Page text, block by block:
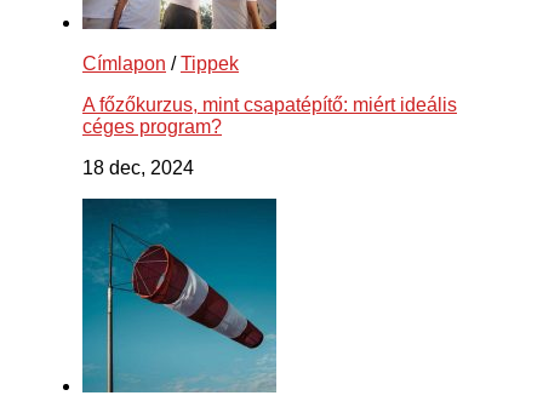
Címlapon /Tippek
A főzőkurzus, mint csapatépítő: miért ideális
céges program?
18 dec, 2024